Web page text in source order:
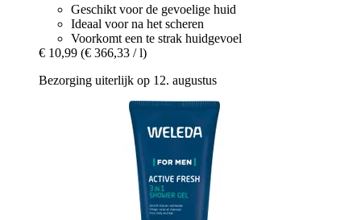
Geschikt voor de gevoelige huid
Ideaal voor na het scheren
Voorkomt een te strak huidgevoel
€ 10,99 (€ 366,33 / l)
Bezorging uiterlijk op 12. augustus